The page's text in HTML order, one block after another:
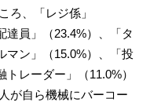
ろ、「レジ係」
達員」（23.4%）、「タ
マン」（15.0%）、「投
レーダー」（11.0%）
が自ら機械にバーコー